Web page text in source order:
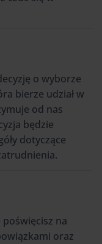
o wyborze
bierze udział w
od nas
będzie
dotyczące
na
oraz